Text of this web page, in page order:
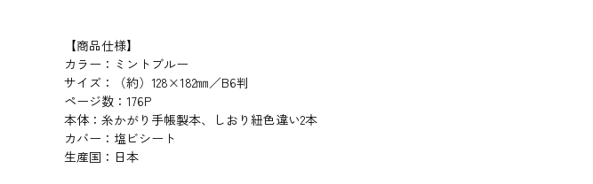
【商品仕様】
カラー：ミントブルー
サイズ：（約）128×182㎜／B6判
ページ数：176P
本体：糸かがり手帳製本、しおり紐色違い2本
カバー：塩ビシート
生産国：日本